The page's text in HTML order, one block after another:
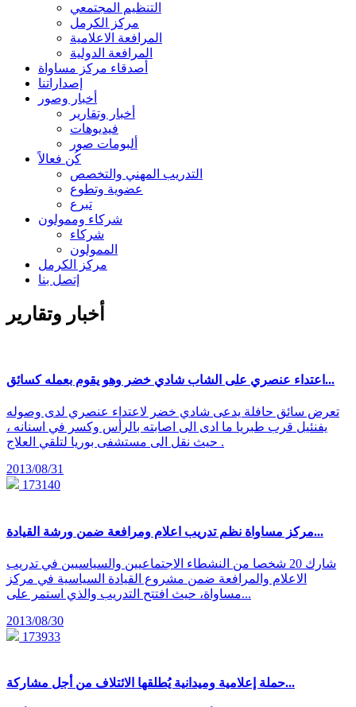
التنظيم المجتمعي
مركز الكرمل
المرافعة الاعلامية
المرافعة الدولية
أصدقاء مركز مساواة
إصداراتنا
أخبار وصور
أخبار وتقارير
فيديوهات
ألبومات صور
كُن فعالاً
التدريب المهني والتخصص
عضوية وتطوع
تبرع
شركاء وممولون
شركاء
الممولون
مركز الكرمل
إتصل بنا
أخبار وتقارير
اعتداء عنصري على الشاب شادي خضر وهو يقوم بعمله كسائق...
تعرض سائق حافلة يدعى شادي خضر لاعتداء عنصري لدى وصوله
يفنئيل قرب طبريا ما ادى الى اصابته بالرأس وكسر في اسنانه ،
حيث نقل الى مستشفى بوريا لتلقي العلاج .
2013/08/31
173140
مركز مساواة نظم تدريب اعلام ومرافعة ضمن ورشة القيادة...
شارك 20 شخصا من النشطاء الاجتماعيين والسياسيين في تدريب
الاعلام والمرافعة ضمن مشروع القيادة السياسية في مركز
مساواة، حيث افتتح التدريب والذي استمر على...
2013/08/30
173933
حملة إعلامية وميدانية يُطلقها الائتلاف من أجل مشاركة...